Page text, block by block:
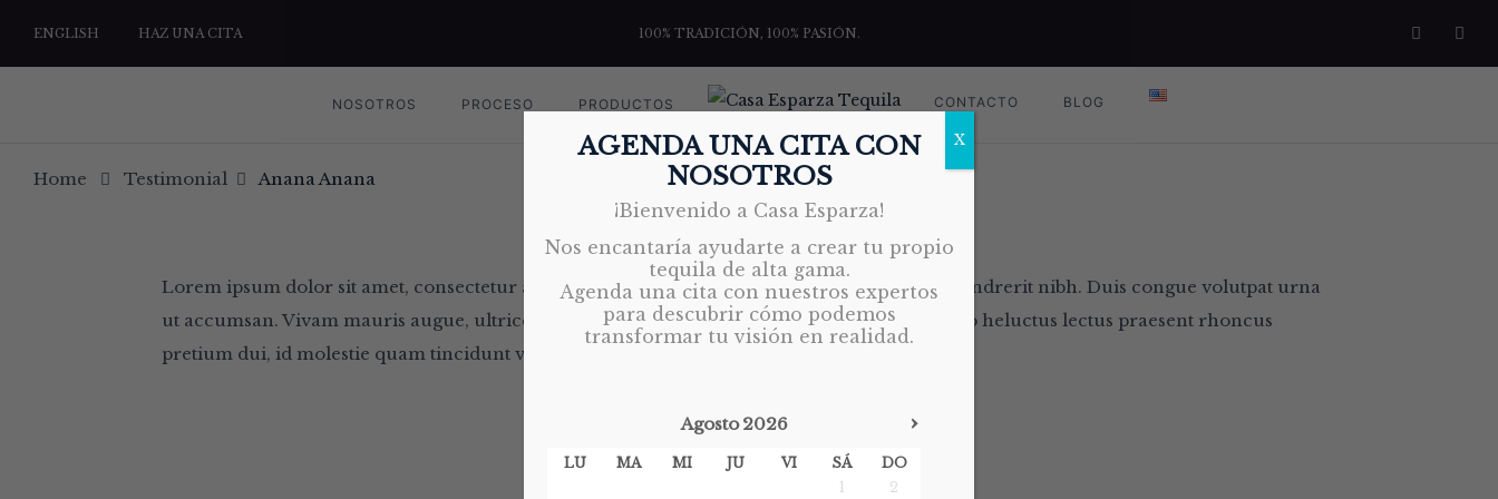
ENGLISH HAZ UNA CITA 100% TRADICIÓN, 100% PASIÓN.
NOSOTROS PROCESO PRODUCTOS CONTACTO BLOG
Home Testimonial AnanaAnana
ANANA
casaesparzatequila.com on DIC 21, 2019
Lorem ipsum dolor sit amet, consectetur adipiscing elit. Curabitur non mattis dui, sit amet hendrerit nibh. Duis congue volutpat urna
ut accumsan. Vivam mauris augue, ultrices at faucibus vitae, mattis eu lacus. Etiam egestas wo heluctus lectus praesent rhoncus
pretium dui, id molestie quam tincidunt vestibulum. Magna sollicitudin nec.
AGENDA UNA CITA CON
NOSOTROS
¡Bienvenido a Casa Esparza!
Nos encantaría ayudarte a crear tu propio
tequila de alta gama.
Agenda una cita con nuestros expertos
para descubrir cómo podemos
transformar tu visión en realidad.
›
Agosto 2026
LU MA MI JU VI SÁ
DO
1
2
X